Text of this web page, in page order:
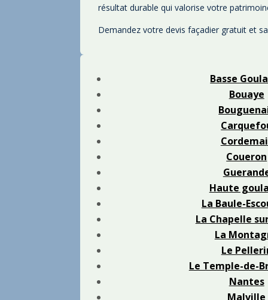
résultat durable qui valorise votre
Demandez votre devis façadier gratuit et
Basse
Bouaye
Coueron
Haute
La Baule-
La Chapelle
La
Le
Le Temple-de-
Nantes
Malville